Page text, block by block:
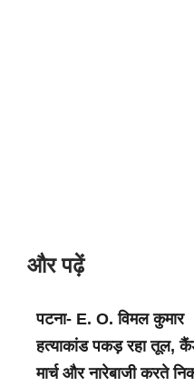
और पढ़ें
पटना- E. O. विमल कुमार
हत्याकांड पकड़ रहा तूल,
मार्च और नारेबाजी करते